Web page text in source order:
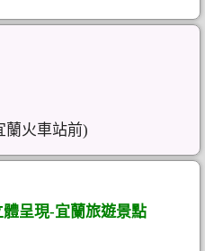
蘭火車站前)
呈現-宜蘭旅遊景點